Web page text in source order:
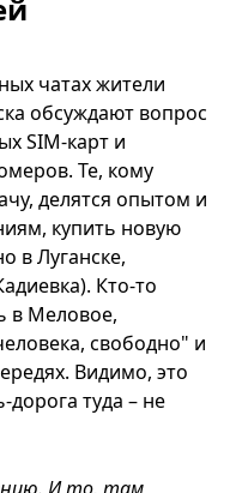
чатах жители
обсуждают вопрос
SIM-карт и
Те, кому
делятся опытом и
купить новую
в Луганске,
Кто-то
в Меловое,
свободно" и
Видимо, это
дорога туда – не